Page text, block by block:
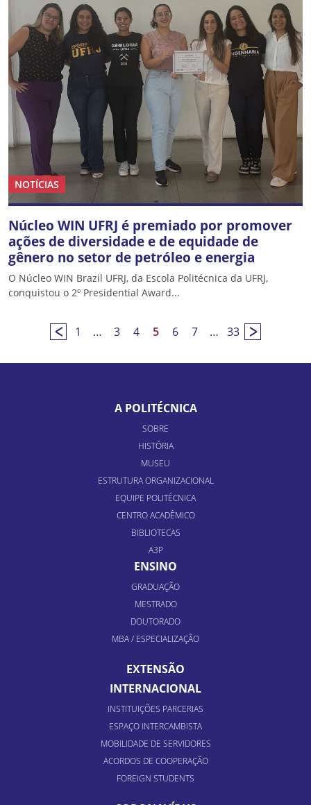
NOTÍCIAS
Núcleo WIN UFRJ é premiado por promover
ações de diversidade e de equidade de
gênero no setor de petróleo e energia
O Núcleo WIN Brazil UFRJ, da Escola Politécnica da UFRJ,
conquistou o 2º Presidential Award...
1 … 3 4 5 6 7 … 33
A POLITÉCNICA
SOBRE
HISTÓRIA
MUSEU
ESTRUTURA ORGANIZACIONAL
EQUIPE POLITÉCNICA
CENTRO ACADÊMICO
BIBLIOTECAS
A3P
ENSINO
GRADUAÇÃO
MESTRADO
DOUTORADO
MBA / ESPECIALIZAÇÃO
EXTENSÃO
INTERNACIONAL
INSTITUIÇÕES PARCERIAS
ESPAÇO INTERCAMBISTA
MOBILIDADE DE SERVIDORES
ACORDOS DE COOPERAÇÃO
FOREIGN STUDENTS